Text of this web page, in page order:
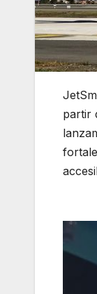
partir